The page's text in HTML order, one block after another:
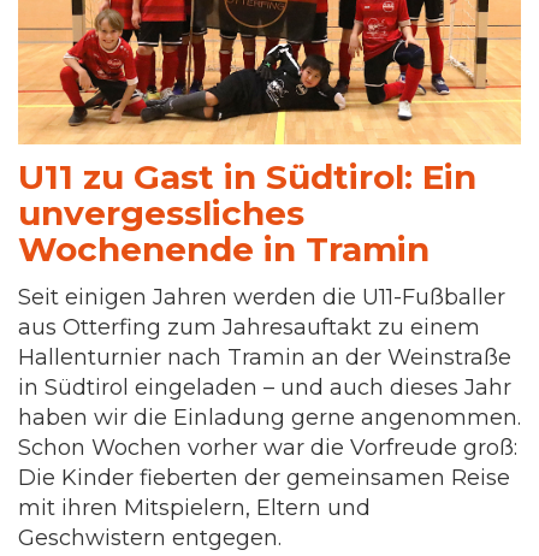
U11 zu Gast in Südtirol: Ein
unvergessliches
Wochenende in Tramin
Seit einigen Jahren werden die U11-Fußballer
aus Otterfing zum Jahresauftakt zu einem
Hallenturnier nach Tramin an der Weinstraße
in Südtirol eingeladen – und auch dieses Jahr
haben wir die Einladung gerne angenommen.
Schon Wochen vorher war die Vorfreude groß:
Die Kinder fieberten der gemeinsamen Reise
mit ihren Mitspielern, Eltern und
Geschwistern entgegen.